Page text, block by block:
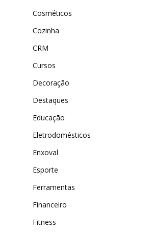
Cosméticos
Cozinha
CRM
Cursos
Decoração
Destaques
Educação
Eletrodomésticos
Enxoval
Esporte
Ferramentas
Financeiro
Fitness